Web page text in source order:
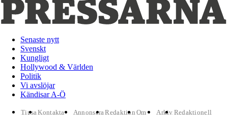
Senaste nytt
Svenskt
Kungligt
Hollywood & Världen
Politik
Vi avslöjar
Kändisar A-Ö
TipsaKontakta
AnnonseraRedaktion Om
Arkiv Redaktionell